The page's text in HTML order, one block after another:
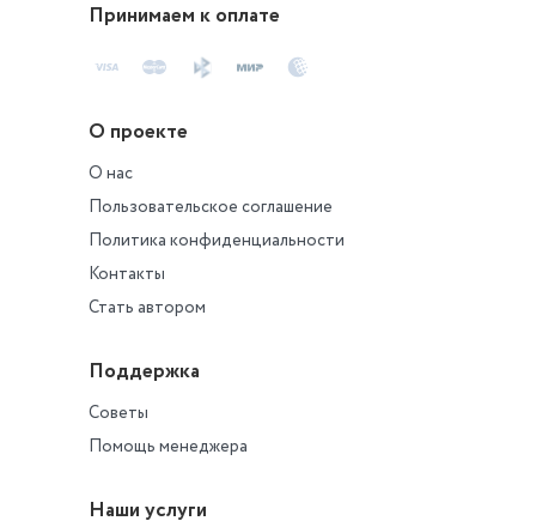
Принимаем к оплате
О проекте
О нас
Пользовательское соглашение
Политика конфиденциальности
Контакты
Стать автором
Поддержка
Советы
Помощь менеджера
Наши услуги